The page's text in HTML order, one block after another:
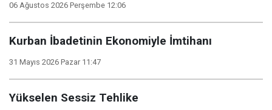
06 Ağustos 2026 Perşembe 12:06
Kurban İbadetinin Ekonomiyle İmtihanı
31 Mayıs 2026 Pazar 11:47
Yükselen Sessiz Tehlike